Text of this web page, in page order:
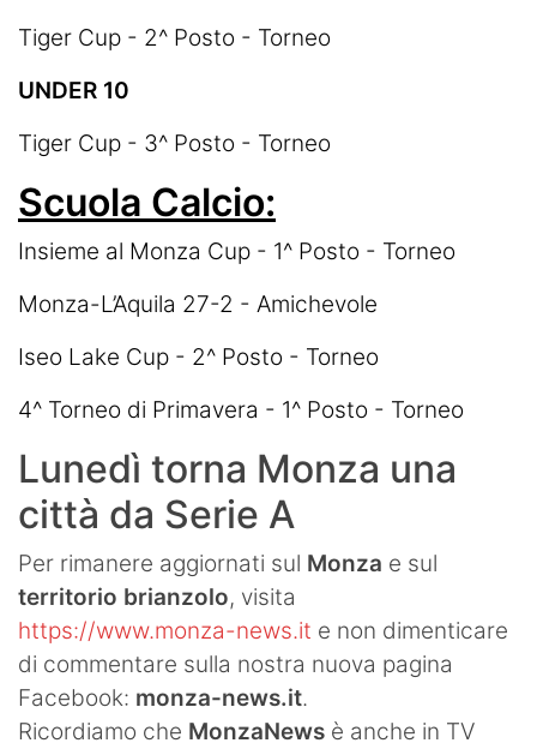
Tiger Cup - 2^ Posto - Torneo
UNDER 10
Tiger Cup - 3^ Posto - Torneo
Scuola Calcio:
Insieme al Monza Cup - 1^ Posto - Torneo
Monza-L’Aquila 27-2 - Amichevole
Iseo Lake Cup - 2^ Posto - Torneo
4^ Torneo di Primavera - 1^ Posto - Torneo
Lunedì torna Monza una
città da Serie A
Per rimanere aggiornati sul Monza e sul
territorio brianzolo, visita
https://www.monza-news.it e non dimenticare
di commentare sulla nostra nuova pagina
Facebook: monza-news.it.
Ricordiamo che MonzaNews è anche in TV